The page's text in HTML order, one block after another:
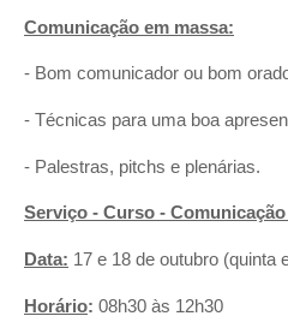
Comunicação em massa:
- Bom comunicador ou bom
- Técnicas para uma boa
- Palestras, pitchs e plenárias.
Serviço - Curso -
Data: 17 e 18 de outubro (quinta
Horário: 08h30 às 12h30